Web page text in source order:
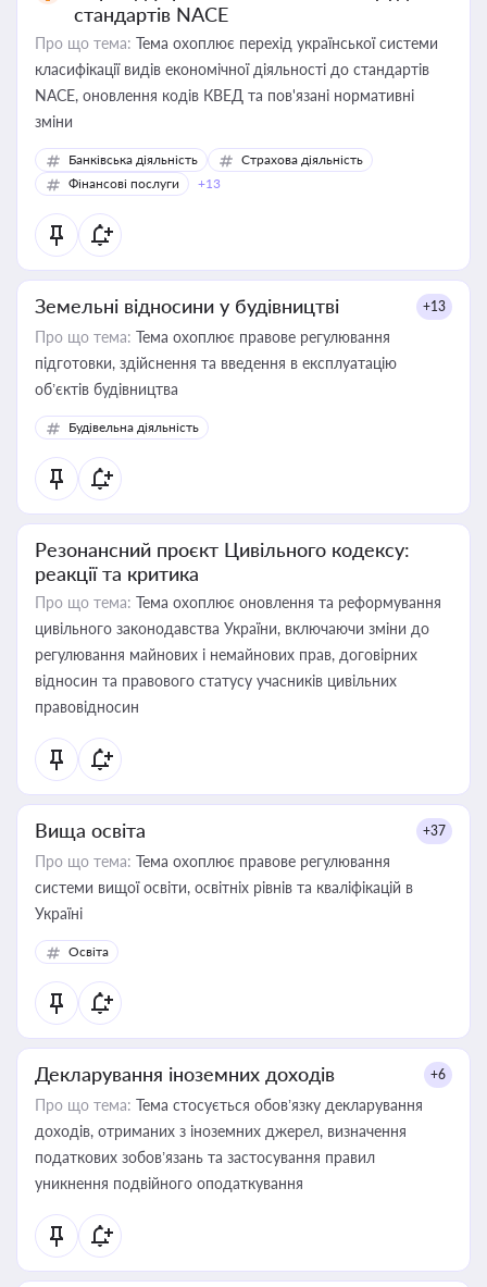
стандартів NACE
Про що тема: Тема охоплює перехід української системи
класифікації видів економічної діяльності до стандартів
NACE, оновлення кодів КВЕД та пов'язані нормативні
зміни
Банківська діяльність
Страхова діяльність
Фінансові послуги
+13
Земельні відносини у будівництві +13
Про що тема: Тема охоплює правове регулювання
підготовки, здійснення та введення в експлуатацію
об’єктів будівництва
Будівельна діяльність
Резонансний проєкт Цивільного кодексу:
реакції та критика
Про що тема: Тема охоплює оновлення та реформування
цивільного законодавства України, включаючи зміни до
регулювання майнових і немайнових прав, договірних
відносин та правового статусу учасників цивільних
правовідносин
Вища освіта +37
Про що тема: Тема охоплює правове регулювання
системи вищої освіти, освітніх рівнів та кваліфікацій в
Україні
Освіта
Декларування іноземних доходів +6
Про що тема: Тема стосується обов’язку декларування
доходів, отриманих з іноземних джерел, визначення
податкових зобов’язань та застосування правил
уникнення подвійного оподаткування